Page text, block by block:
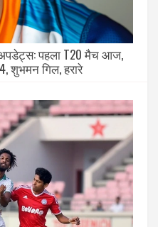
अपडेट्स: पहला T20 मैच आज,
शुभमन गिल, हरारे